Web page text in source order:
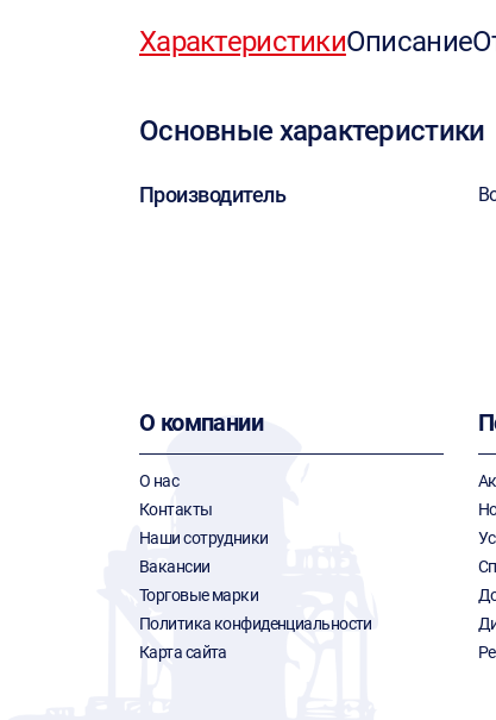
ХарактеристикиОписание
Основные характеристики
Производитель
О компании
О нас
Контакты
Наши сотрудники
Вакансии
Торговые марки
Политика конфиденциальности
Карта сайта